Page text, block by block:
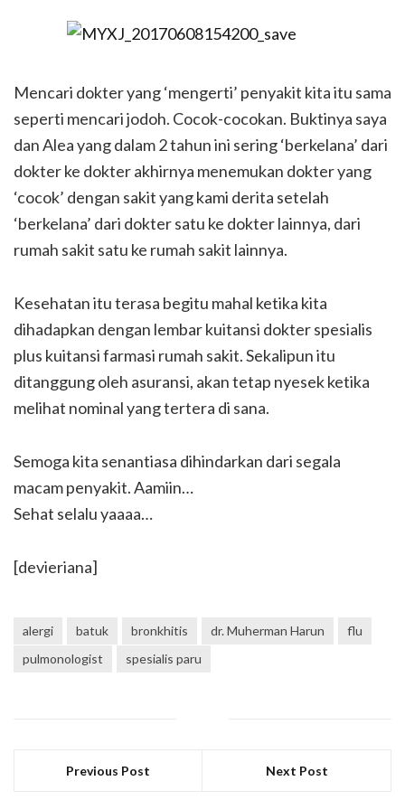
Mencari dokter yang ‘mengerti’ penyakit kita itu sama
seperti mencari jodoh. Cocok-cocokan. Buktinya saya
dan Alea yang dalam 2 tahun ini sering ‘berkelana’ dari
dokter ke dokter akhirnya menemukan dokter yang
‘cocok’ dengan sakit yang kami derita setelah
‘berkelana’ dari dokter satu ke dokter lainnya, dari
rumah sakit satu ke rumah sakit lainnya.
Kesehatan itu terasa begitu mahal ketika kita
dihadapkan dengan lembar kuitansi dokter spesialis
plus kuitansi farmasi rumah sakit. Sekalipun itu
ditanggung oleh asuransi, akan tetap nyesek ketika
melihat nominal yang tertera di sana.
Semoga kita senantiasa dihindarkan dari segala
macam penyakit. Aamiin…
Sehat selalu yaaaa…
[devieriana]
alergi batuk bronkhitis dr. Muherman Harun
flu
pulmonologist
spesialis paru
Previous Post Next Post